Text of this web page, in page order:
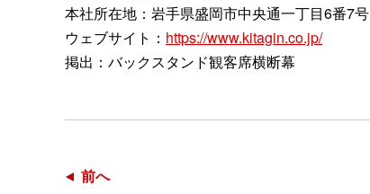
本社所在地：岩手県盛岡市中央通一丁目6番7号
ウェブサイト： https://www.kitagin.co.jp/
掲出：バックスタンド観客席横断幕
前へ